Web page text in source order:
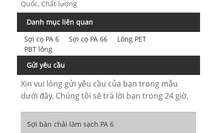
Quốc, Chất lượng
Danh mục liên quan
Sợi cọ PA 6
Sợi cọ PA 66
Lông PET
PBT lông
Gửi yêu cầu
Xin vui lòng gửi yêu cầu của bạn trong mẫu
dưới đây. Chúng tôi sẽ trả lời bạn trong 24 giờ.